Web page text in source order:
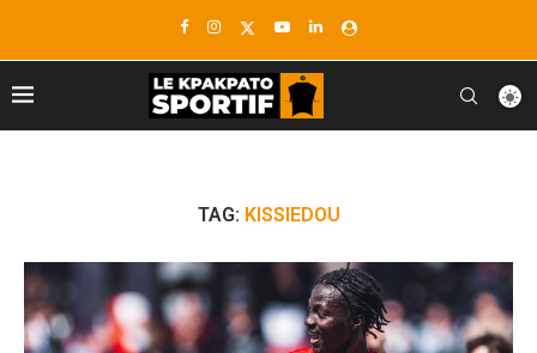
TAG: KISSIEDOU